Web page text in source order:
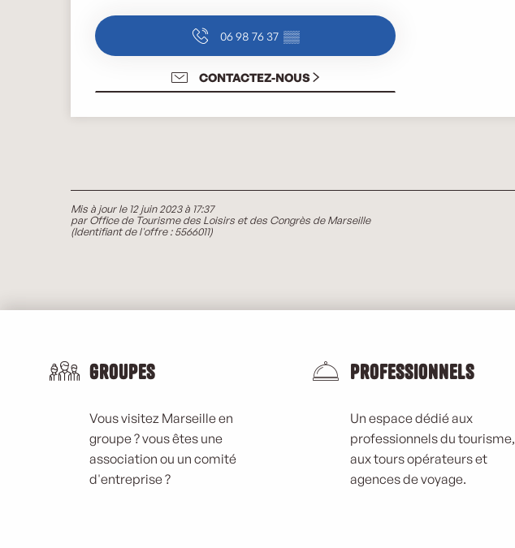
06 98 76 37 ▒▒
CONTACTEZ-NOUS
Mis à jour le 12 juin 2023 à 17:37
par Office de Tourisme des Loisirs et des Congrès de Marseille
(Identifiant de l'offre :5566011)
Groupes
Vous visitez Marseille en
groupe ? vous êtes une
association ou un comité
d'entreprise ?
Professionnels
Un espace dédié aux
professionnels du tourisme,
aux tours opérateurs et
agences de voyage.